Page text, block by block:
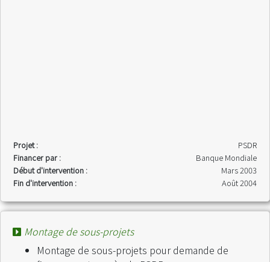
Projet :
PSDR
Financer par :
Banque Mondiale
Début d'intervention :
Mars 2003
Fin d'intervention :
Août 2004
Montage de sous-projets
Montage de sous-projets pour demande de